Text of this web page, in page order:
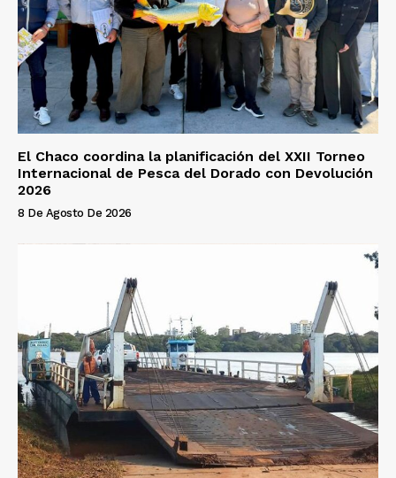
El Chaco coordina la planificación del XXII Torneo
Internacional de Pesca del Dorado con Devolución
2026
8 De Agosto De 2026